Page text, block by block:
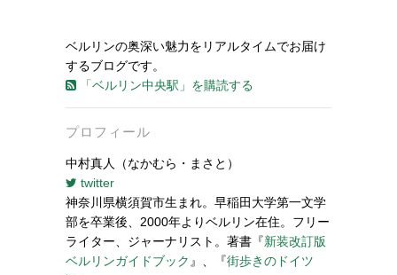
ベルリンの奥深い魅力をリアルタイムでお届け
するブログです。
「ベルリン中央駅」を購読する
プロフィール
中村真人（なかむら・まさと）
twitter
神奈川県横須賀市生まれ。早稲田大学第一文学
部を卒業後、2000年よりベルリン在住。フリー
ライター、ジャーナリスト。著書『新装改訂版
ベルリンガイドブック 』、『街歩きのドイツ